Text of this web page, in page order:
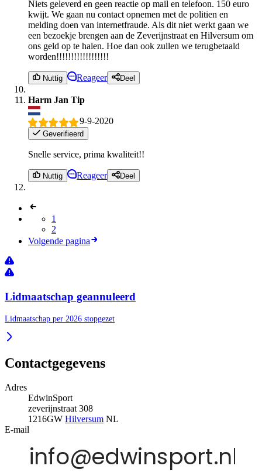
Niets geleverd en geen reactie op mail en telefoon. 150 euro
kwijt. We gaan nu contact opnemen met de politien en
melding doen van internetfraude. Als dit niet werkt gaan we
een bezoekje brengen aan de Zeverijnstraat en Hilversum om
ons geld op te halen. Hoe dan ook zullen we terugbetaald
worden!!!!!!!!!!!!!!!!!!
Nuttig Reageer Deel
Harm Jan Tip
9-9-2020
Geverifieerd
Snelle service, prima kwaliteit!!
Nuttig Reageer Deel
1
2
Volgende pagina
Lidmaatschap geannuleerd
Lidmaatschap per 2026 stopgezet
Contactgegevens
Adres
EdwinSport
zeverijnstraat 308
1216GW Hilversum NL
E-mail